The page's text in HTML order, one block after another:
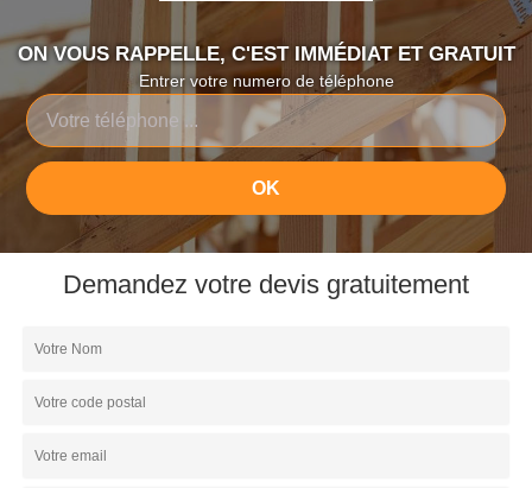
ON VOUS RAPPELLE, C'EST IMMÉDIAT ET GRATUIT
Entrer votre numero de téléphone
Demandez votre devis gratuitement